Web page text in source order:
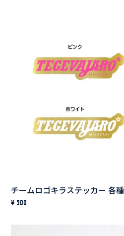
ページ
チームロゴキラステッカー 各種
¥ 500